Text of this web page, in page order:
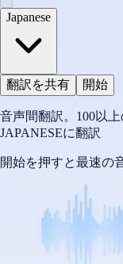
Japanese
翻訳を共有 開始
音声間翻訳。100以
JAPANESEに翻訳
開始を押すと最速の